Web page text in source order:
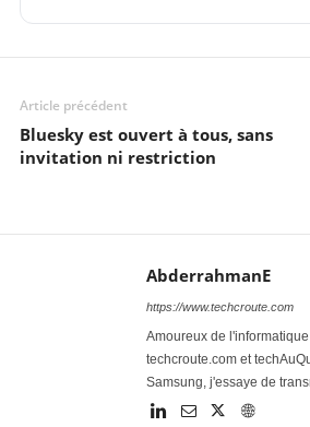
Article précédent
Bluesky est ouvert à tous, sans
invitation ni restriction
AbderrahmanE
https://www.techcroute.com
Amoureux de
techcroute.com et
Samsung, j'essaye de